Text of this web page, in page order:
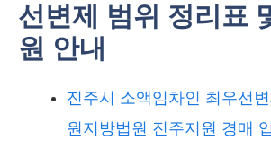
선변제 범위 정리표
원 안내
진주시 소액임차인 최우선
원지방법원 진주지원 경매